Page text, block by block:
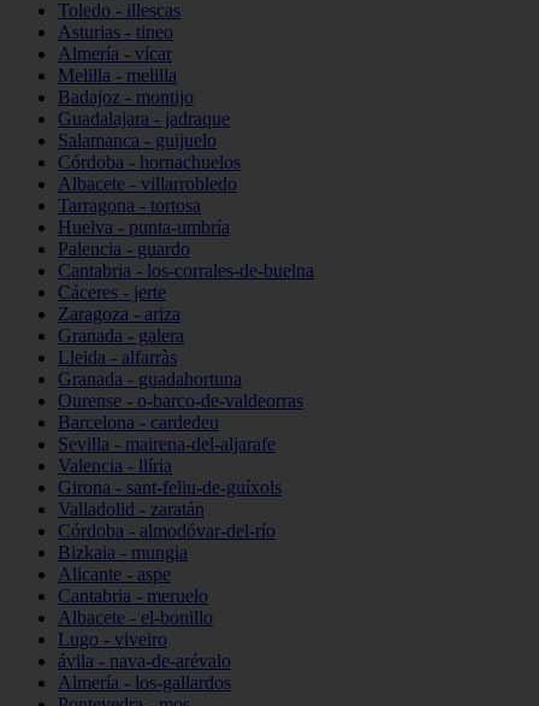
Toledo - illescas
Asturias - tineo
Almería - vícar
Melilla - melilla
Badajoz - montijo
Guadalajara - jadraque
Salamanca - guijuelo
Córdoba - hornachuelos
Albacete - villarrobledo
Tarragona - tortosa
Huelva - punta-umbría
Palencia - guardo
Cantabria - los-corrales-de-buelna
Cáceres - jerte
Zaragoza - ariza
Granada - galera
Lleida - alfarràs
Granada - guadahortuna
Ourense - o-barco-de-valdeorras
Barcelona - cardedeu
Sevilla - mairena-del-aljarafe
Valencia - llíria
Girona - sant-feliu-de-guíxols
Valladolid - zaratán
Córdoba - almodóvar-del-río
Bizkaia - mungia
Alicante - aspe
Cantabria - meruelo
Albacete - el-bonillo
Lugo - viveiro
ávila - nava-de-arévalo
Almería - los-gallardos